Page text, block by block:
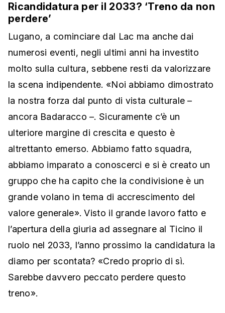
Ricandidatura per il 2033? ‘Treno da non
perdere’
Lugano, a cominciare dal Lac ma anche dai
numerosi eventi, negli ultimi anni ha investito
molto sulla cultura, sebbene resti da valorizzare
la scena indipendente. «Noi abbiamo dimostrato
la nostra forza dal punto di vista culturale –
ancora Badaracco –. Sicuramente c’è un
ulteriore margine di crescita e questo è
altrettanto emerso. Abbiamo fatto squadra,
abbiamo imparato a conoscerci e si è creato un
gruppo che ha capito che la condivisione è un
grande volano in tema di accrescimento del
valore generale». Visto il grande lavoro fatto e
l’apertura della giuria ad assegnare al Ticino il
ruolo nel 2033, l’anno prossimo la candidatura la
diamo per scontata? «Credo proprio di sì.
Sarebbe davvero peccato perdere questo
treno».